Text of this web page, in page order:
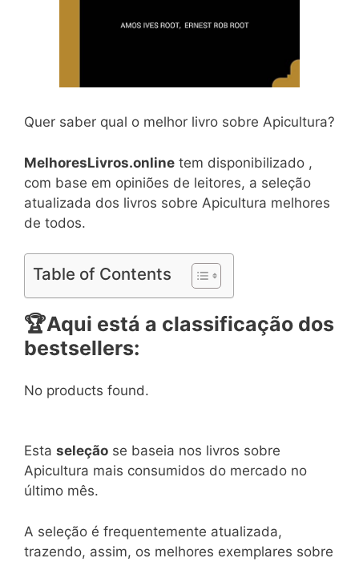
Quer saber qual o melhor livro sobre Apicultura?
MelhoresLivros.online tem disponibilizado ,
com base em opiniões de leitores, a seleção
atualizada dos livros sobre Apicultura melhores
de todos.
Table of Contents
🏆Aqui está a classificação dos
bestsellers:
No products found.
Esta seleção se baseia nos livros sobre
Apicultura mais consumidos do mercado no
último mês.
A seleção é frequentemente atualizada,
trazendo, assim, os melhores exemplares sobre